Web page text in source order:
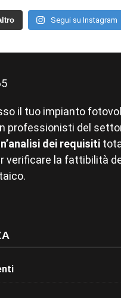
Segui su Instagram
il tuo impianto
professionisti del
dei requisiti
verificare la fattibilità